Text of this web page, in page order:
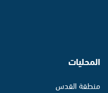
المحليات
منطقة القدس